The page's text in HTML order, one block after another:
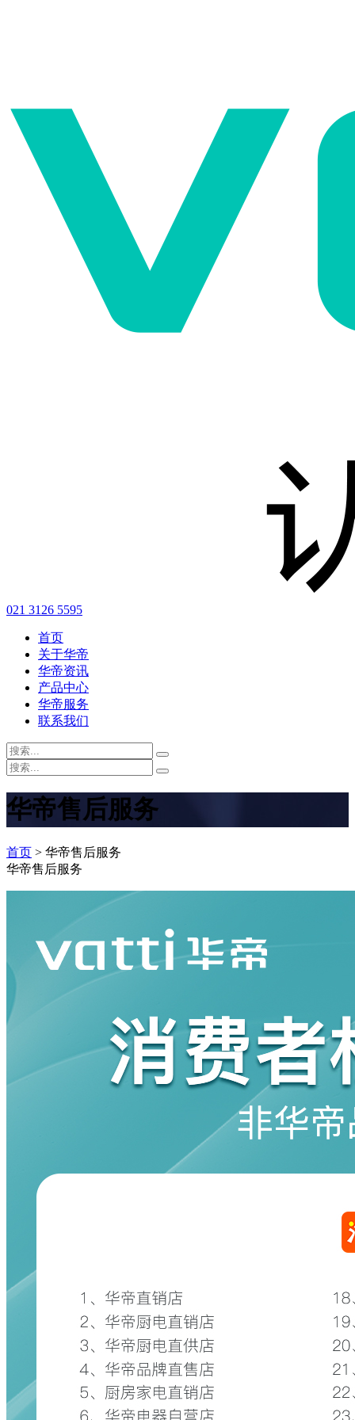
021 3126 5595
首页
关于华帝
华帝资讯
产品中心
华帝服务
联系我们
华帝售后服务
首页 > 华帝售后服务
华帝售后服务